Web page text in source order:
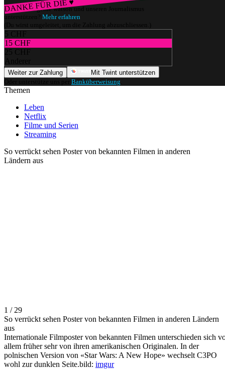
DANKE FÜR DIE ♥
Würdest du gerne watson und unseren Journalismus
unterstützen? Mehr erfahren
(Du wirst umgeleitet, um die Zahlung abzuschliessen.)
5 CHF
15 CHF
25 CHF
Anderer
Weiter zur Zahlung
Mit Twint unterstützen
Oder unterstütze uns per Banküberweisung
Themen
Leben
Netflix
Filme und Serien
Streaming
So verrückt sehen Poster von bekannten Filmen in anderen
Ländern aus
1 / 29
So verrückt sehen Poster von bekannten Filmen in anderen Ländern
aus
Internationale Filmposter von bekannten Filmen unterschieden sich
allem früher sehr von ihren amerikanischen Originalen. In der
polnischen Version von «Star Wars: A New Hope» wechselt C3PO
wohl zur dunklen Seite.bild: imgur